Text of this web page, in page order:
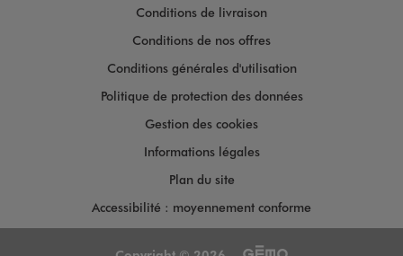
Conditions de livraison
Conditions de nos offres
Conditions générales d'utilisation
Politique de protection des données
Gestion des cookies
Informations légales
Plan du site
Accessibilité : moyennement conforme